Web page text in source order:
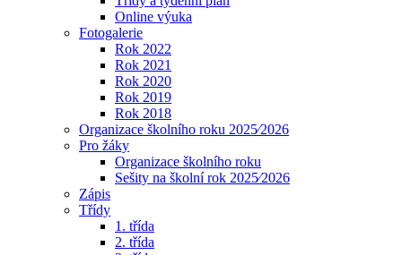
Online výuka
Fotogalerie
Rok 2022
Rok 2021
Rok 2020
Rok 2019
Rok 2018
Organizace školního roku 2025⁄2026
Pro žáky
Organizace školního roku
Sešity na školní rok 2025⁄2026
Zápis
Třídy
1. třída
2. třída